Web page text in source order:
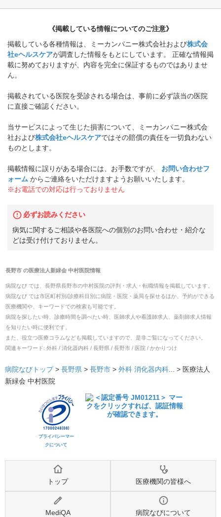
《掲載している情報についてのご注意》
掲載している各種情報は、ミーカンパニー株式会社および株式会
社eヘルスケアが調査した情報をもとにしています。 正確な情報掲
載に努めておりますが、内容を完全に保証するものではありませ
ん。
掲載されている医院を受診される場合は、事前に必ず該当の医院
に直接ご確認ください。
当サービスによって生じた損害について、ミーカンパニー株式会
社および株式会社eヘルスケアではその賠償の責任を一切負わない
ものとします。
掲載情報に誤りがある場合には、お手数ですが、
お問い合わせフ
ォーム からご連絡をいただけますようお願いいたします。
※お電話での対応は行っておりません
必ずお読みください
病気に関するご相談や各医院への個別のお問い合わせ・紹介な
どは受け付けておりません。
長野市の医療法人新緑会 中村医院情報
病院なび では、 長野県長野市の中村医院の評判・求人・転職情報を掲載しています。
病院なび では市区町村別/診療科目別に病院・医院・薬局を探せるほか、予約ができる
医療機関や、キーワードでの検索も可能です。
病院を探したい時、診療時間を調べたい時、医師求人や看護師求人、薬剤師求人情報
を知りたい時に便利です。
また、役立つ医療コラムなども掲載していますので、是非ご覧になってください。
関連キーワード: 外科 / 消化器内科 / 長野県 / 長野市 / 医院 / かかりつけ
病院なびトップ > 長野県 > 長野市 > 外科 消化器内科... > 医療法人
新緑会 中村医院
プライバシーマー
クについて
トップ 医療機関の皆様へ
MediQA 病院なびについて